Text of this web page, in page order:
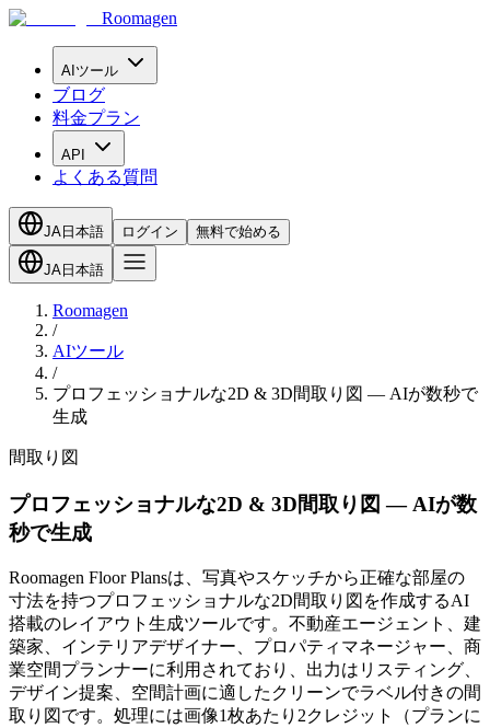
Roomagen
AIツール
ブログ
料金プラン
API
よくある質問
JA 日本語 ログイン 無料で始める
JA 日本語
Roomagen
/
AIツール
/
プロフェッショナルな2D & 3D間取り図 — AIが数秒で
生成
間取り図
プロフェッショナルな2D & 3D間取り図 — AIが数
秒で生成
Roomagen Floor Plansは、写真やスケッチから正確な部屋の
寸法を持つプロフェッショナルな2D間取り図を作成するAI
搭載のレイアウト生成ツールです。不動産エージェント、建
築家、インテリアデザイナー、プロパティマネージャー、商
業空間プランナーに利用されており、出力はリスティング、
デザイン提案、空間計画に適したクリーンでラベル付きの間
取り図です。処理には画像1枚あたり2クレジット（プランに